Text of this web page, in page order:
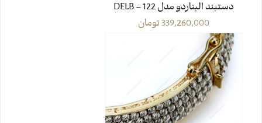
دستبند البناردو مدل DELB – 122
339,260,000تومان